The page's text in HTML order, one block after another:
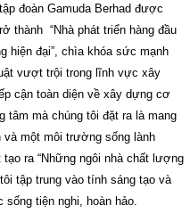
đoàn Gamuda Berhad được
thành “Nhà phát triển hàng đầu
hiện đại”, chìa khóa sức mạnh
vượt trội trong lĩnh vực xây
cận toàn diện về xây dựng cơ
tâm mà chúng tôi đặt ra là mang
và một môi trường sống lành
ra “Những ngôi nhà chất lượng
tập trung vào tính sáng tạo và
tiện nghi, hoàn hảo.